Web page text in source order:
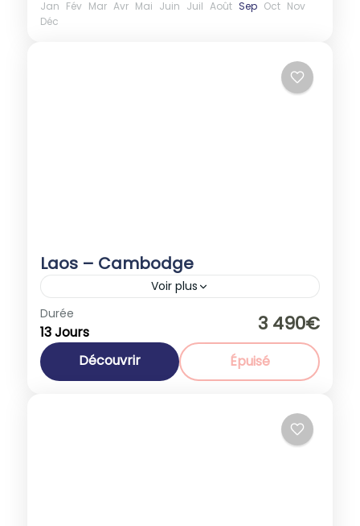
Jan Fév Mar Avr Mai Juin Juil Août Sep Oct Nov
Déc
Laos – Cambodge
Voir plus
Cambodge
1-30 People
Durée
13 Jours 3 490€
Découvrir Épuisé